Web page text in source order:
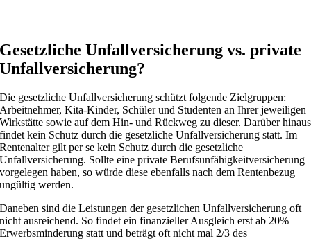
Gesetzliche Unfallversicherung vs. private
Unfallversicherung?
Die gesetzliche Unfallversicherung schützt folgende Zielgruppen:
Arbeitnehmer, Kita-Kinder, Schüler und Studenten an Ihrer jeweiligen
Wirkstätte sowie auf dem Hin- und Rückweg zu dieser. Darüber hinaus
findet kein Schutz durch die gesetzliche Unfallversicherung statt. Im
Rentenalter gilt per se kein Schutz durch die gesetzliche
Unfallversicherung. Sollte eine private Berufsunfähigkeitversicherung
vorgelegen haben, so würde diese ebenfalls nach dem Rentenbezug
ungültig werden.
Daneben sind die Leistungen der gesetzlichen Unfallversicherung oft
nicht ausreichend. So findet ein finanzieller Ausgleich erst ab 20%
Erwerbsminderung statt und beträgt oft nicht mal 2/3 des